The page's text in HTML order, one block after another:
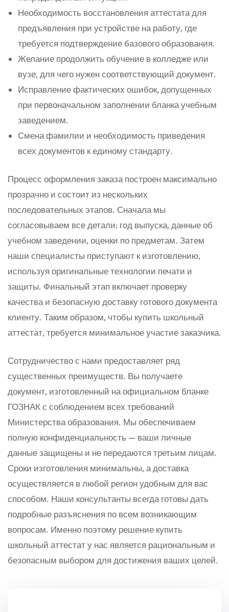
Необходимость восстановления аттестата для
предъявления при устройстве на работу, где
требуется подтверждение базового образования.
Желание продолжить обучение в колледже или
вузе, для чего нужен соответствующий документ.
Исправление фактических ошибок, допущенных
при первоначальном заполнении бланка учебным
заведением.
Смена фамилии и необходимость приведения
всех документов к единому стандарту.
Процесс оформления заказа построен максимально
прозрачно и состоит из нескольких
последовательных этапов. Сначала мы
согласовываем все детали: год выпуска, данные об
учебном заведении, оценки по предметам. Затем
наши специалисты приступают к изготовлению,
используя оригинальные технологии печати и
защиты. Финальный этап включает проверку
качества и безопасную доставку готового документа
клиенту. Таким образом, чтобы купить школьный
аттестат, требуется минимальное участие заказчика.
Сотрудничество с нами предоставляет ряд
существенных преимуществ. Вы получаете
документ, изготовленный на официальном бланке
ГОЗНАК с соблюдением всех требований
Министерства образования. Мы обеспечиваем
полную конфиденциальность — ваши личные
данные защищены и не передаются третьим лицам.
Сроки изготовления минимальны, а доставка
осуществляется в любой регион удобным для вас
способом. Наши консультанты всегда готовы дать
подробные разъяснения по всем возникающим
вопросам. Именно поэтому решение купить
школьный аттестат у нас является рациональным и
безопасным выбором для достижения ваших целей.